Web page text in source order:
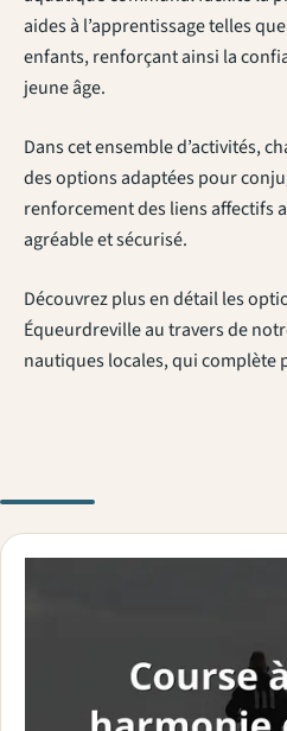
aides à l’apprentissage telles
enfants, renforçant ainsi la
jeune âge.
Dans cet ensemble d’activités,
des options adaptées pour
renforcement des liens affectifs
agréable et sécurisé.
Découvrez plus en détail les
Équeurdreville au travers de
nautiques locales, qui complète